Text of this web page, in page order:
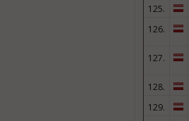
125.
126.
127.
128.
129.